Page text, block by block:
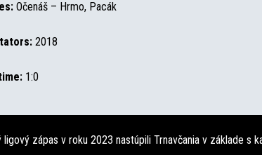
Očenáš – Hrmo, Pacák
2018
1:0
ligový zápas v roku 2023 nastúpili Trnavčania v základe s